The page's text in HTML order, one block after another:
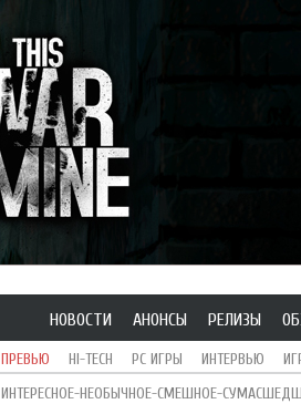
НОВОСТИ АНОНСЫ РЕЛИЗЫ
ПРЕВЬЮ HI-TECH PC ИГРЫ ИНТЕРВЬЮ
ИНТЕРЕСНОЕ-НЕОБЫЧНОЕ-СМЕШНОЕ-